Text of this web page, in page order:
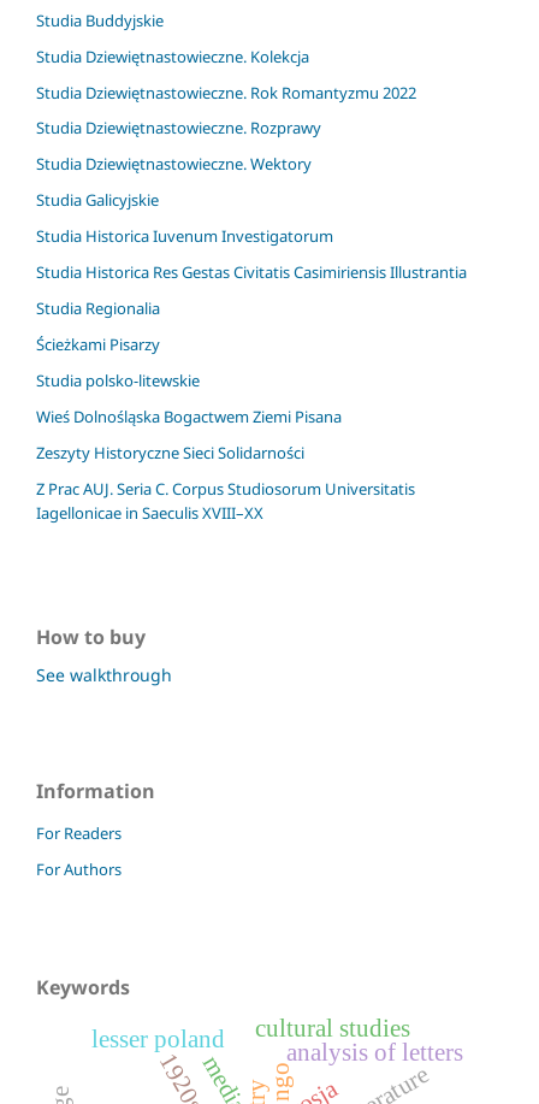
Studia Buddyjskie
Studia Dziewiętnastowieczne. Kolekcja
Studia Dziewiętnastowieczne. Rok Romantyzmu 2022
Studia Dziewiętnastowieczne. Rozprawy
Studia Dziewiętnastowieczne. Wektory
Studia Galicyjskie
Studia Historica Iuvenum Investigatorum
Studia Historica Res Gestas Civitatis Casimiriensis Illustrantia
Studia Regionalia
Ścieżkami Pisarzy
Studia polsko-litewskie
Wieś Dolnośląska Bogactwem Ziemi Pisana
Zeszyty Historyczne Sieci Solidarności
Z Prac AUJ. Seria C. Corpus Studiosorum Universitatis
Iagellonicae in Saeculis XVIII–XX
How to buy
See walkthrough
Information
For Readers
For Authors
Keywords
analysis of letters
media
lesser poland cultural studies
1920s ngo